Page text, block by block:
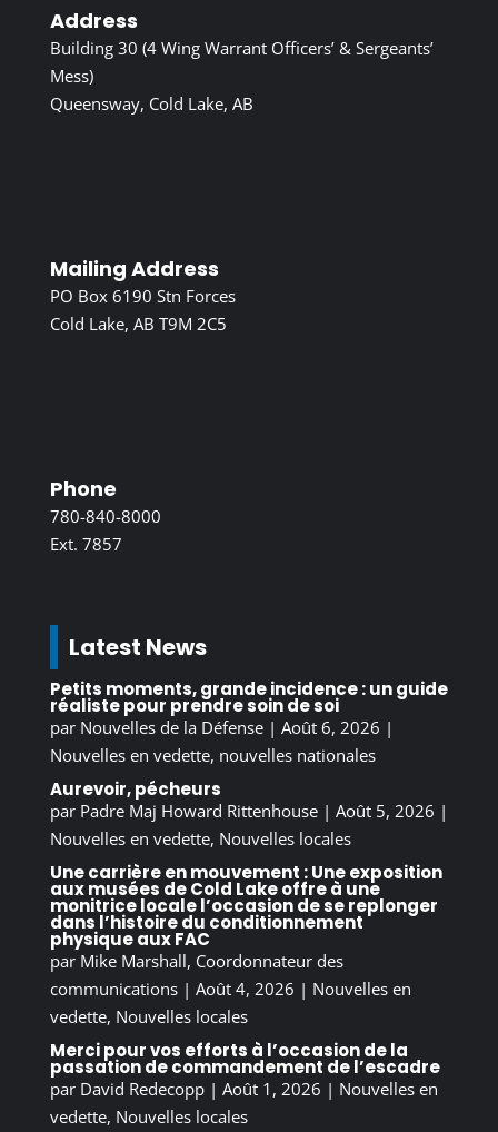
Address
Building 30 (4 Wing Warrant Officers’ & Sergeants’
Mess)
Queensway, Cold Lake, AB
Mailing Address
PO Box 6190 Stn Forces
Cold Lake, AB T9M 2C5
Phone
780-840-8000
Ext. 7857
Latest News
Petits moments, grande incidence : un guide
réaliste pour prendre soin de soi
par Nouvelles de la Défense| Août 6, 2026 |
Nouvelles en vedette, nouvelles nationales
Aurevoir, pécheurs
par Padre Maj Howard Rittenhouse| Août 5, 2026 |
Nouvelles en vedette, Nouvelles locales
Une carrière en mouvement : Une exposition
aux musées de Cold Lake offre à une
monitrice locale l’occasion de se replonger
dans l’histoire du conditionnement
physique aux FAC
par Mike Marshall, Coordonnateur des
communications| Août 4, 2026 | Nouvelles en
vedette, Nouvelles locales
Merci pour vos efforts à l’occasion de la
passation de commandement de l’escadre
par David Redecopp| Août 1, 2026 | Nouvelles en
vedette, Nouvelles locales